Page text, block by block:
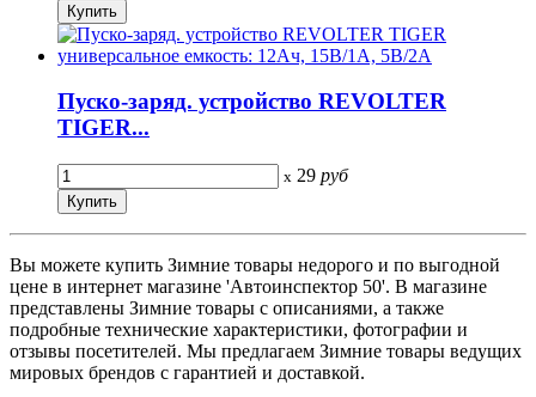
Пуско-заряд. устройство REVOLTER
TIGER...
x 29 руб
Вы можете купить Зимние товары недорого и по выгодной
цене в интернет магазине 'Автоинспектор 50'. В магазине
представлены Зимние товары с описаниями, а также
подробные технические характеристики, фотографии и
отзывы посетителей. Мы предлагаем Зимние товары ведущих
мировых брендов с гарантией и доставкой.